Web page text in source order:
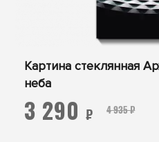
Картина стеклянная
неба
4 935 ₽
3 290 ₽